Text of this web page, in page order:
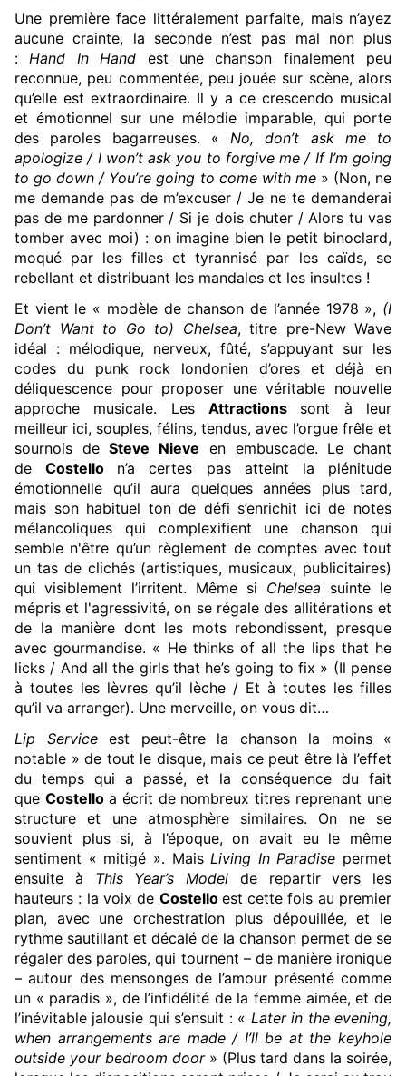
Une première face littéralement parfaite, mais n’ayez
aucune crainte, la seconde n’est pas mal non plus
:
Hand In Hand
est une chanson finalement peu
reconnue, peu commentée, peu jouée sur scène, alors
qu’elle est extraordinaire. Il y a ce crescendo musical
et émotionnel sur une mélodie imparable, qui porte
des paroles bagarreuses. «
No, don’t ask me to
apologize / I won’t ask you to forgive me / If I’m going
to go down / You’re going to come with me » (Non, ne
me demande pas de m’excuser / Je ne te demanderai
pas de me pardonner / Si je dois chuter / Alors tu vas
tomber avec moi) : on imagine bien le petit binoclard,
moqué par les filles et tyrannisé par les caïds, se
rebellant et distribuant les mandales et les insultes !
Et vient le « modèle de chanson de l’année 1978 », (I
Don’t Want to Go to) Chelsea, titre pre-New Wave
idéal : mélodique, nerveux, fûté, s’appuyant sur les
codes du punk rock londonien d’ores et déjà en
déliquescence pour proposer une véritable nouvelle
approche musicale. Les
Attractions
sont à leur
meilleur ici, souples, félins, tendus, avec l’orgue frêle et
sournois de Steve Nieve en embuscade. Le chant
de
Costello
n’a certes pas atteint la plénitude
émotionnelle qu’il aura quelques années plus tard,
mais son habituel ton de défi s’enrichit ici de notes
mélancoliques qui complexifient une chanson qui
semble n'être qu’un règlement de comptes avec tout
un tas de clichés (artistiques, musicaux, publicitaires)
qui visiblement l’irritent. Même si Chelsea suinte le
mépris et l'agressivité, on se régale des allitérations et
de la manière dont les mots rebondissent, presque
avec gourmandise. « He thinks of all the lips that he
licks / And all the girls that he’s going to fix » (Il pense
à toutes les lèvres qu’il lèche / Et à toutes les filles
qu’il va arranger). Une merveille, on vous dit…
Lip Service
est peut-être la chanson la moins «
notable » de tout le disque, mais ce peut être là l’effet
du temps qui a passé, et la conséquence du fait
que Costello a écrit de nombreux titres reprenant une
structure et une atmosphère similaires. On ne se
souvient plus si, à l’époque, on avait eu le même
sentiment « mitigé ». Mais Living In Paradise permet
ensuite à
This Year’s Model
de repartir vers les
hauteurs : la voix de Costello est cette fois au premier
plan, avec une orchestration plus dépouillée, et le
rythme sautillant et décalé de la chanson permet de se
régaler des paroles, qui tournent – de manière ironique
– autour des mensonges de l’amour présenté comme
un « paradis », de l’infidélité de la femme aimée, et de
l’inévitable jalousie qui s’ensuit : « Later in the evening,
when arrangements are made / I’ll be at the keyhole
outside your bedroom door » (Plus tard dans la soirée,